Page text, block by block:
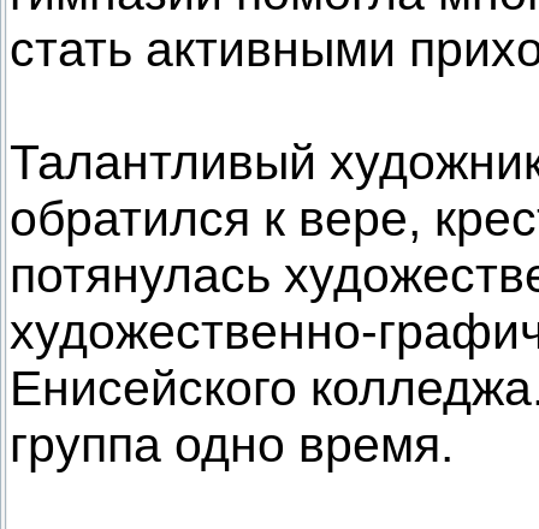
стать активными
Талантливый
обратился к вере,
потянулась
художественно-
Енисейского
группа одно время.